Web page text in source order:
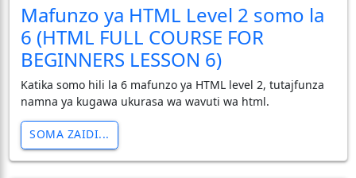
Mafunzo ya HTML Level 2 somo la
6 (HTML FULL COURSE FOR
BEGINNERS LESSON 6)
Katika somo hili la 6 mafunzo ya HTML level 2, tutajfunza
namna ya kugawa ukurasa wa wavuti wa html.
SOMA ZAIDI...